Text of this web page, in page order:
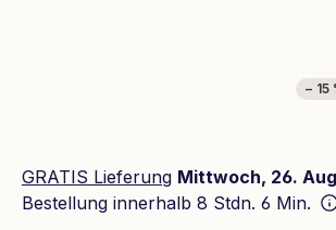
− 15
GRATIS Lieferung Mittwoch, 26.
Bestellung innerhalb 8 Stdn. 6 Min.